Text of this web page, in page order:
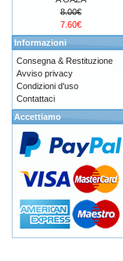
8.00€
7.60€
Informazioni
Consegna & Restituzione
Avviso privacy
Condizioni d'uso
Contattaci
Accettiamo